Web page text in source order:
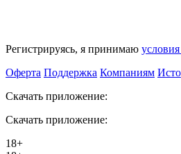
Регистрируясь, я принимаю
Оферта Поддержка Компаниям
Скачать приложение:
Скачать приложение:
18+